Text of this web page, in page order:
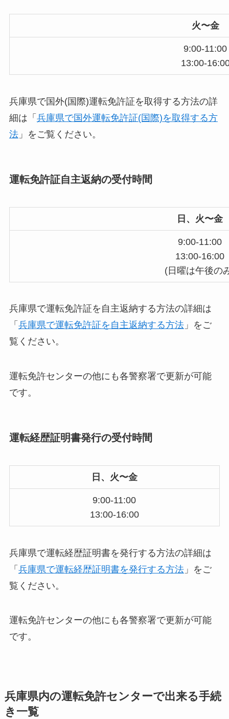
火〜金
9:00-11:00
13:00-
兵庫県で国外(国際)運転免許証を取得する方法の詳
細は「 兵庫県で国外運転免許証(国際)を取得する方
法」をご覧ください。
運転免許証自主返納の受付時間
日、火〜金
9:00-11:00
13:00-16:00
(日曜は午後の
兵庫県で運転免許証を自主返納する方法の詳細は
「 兵庫県で運転免許証を自主返納する方法」をご
覧ください。
運転免許センターの他にも各警察署で更新が可能
です。
運転経歴証明書発行の受付時間
日、火〜金
9:00-11:00
13:00-16:00
兵庫県で運転経歴証明書を発行する方法の詳細は
「 兵庫県で運転経歴証明書を発行する方法」をご
覧ください。
運転免許センターの他にも各警察署で更新が可能
です。
兵庫県内の運転免許センターで出来る手続
き一覧